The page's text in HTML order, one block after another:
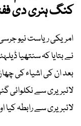
کنگ ہنری دی
امریکی ریاست نیو
نے بتایا کہ سنتھیا
لائبریری سے نکلوائی
لائبریری سے رابطہ